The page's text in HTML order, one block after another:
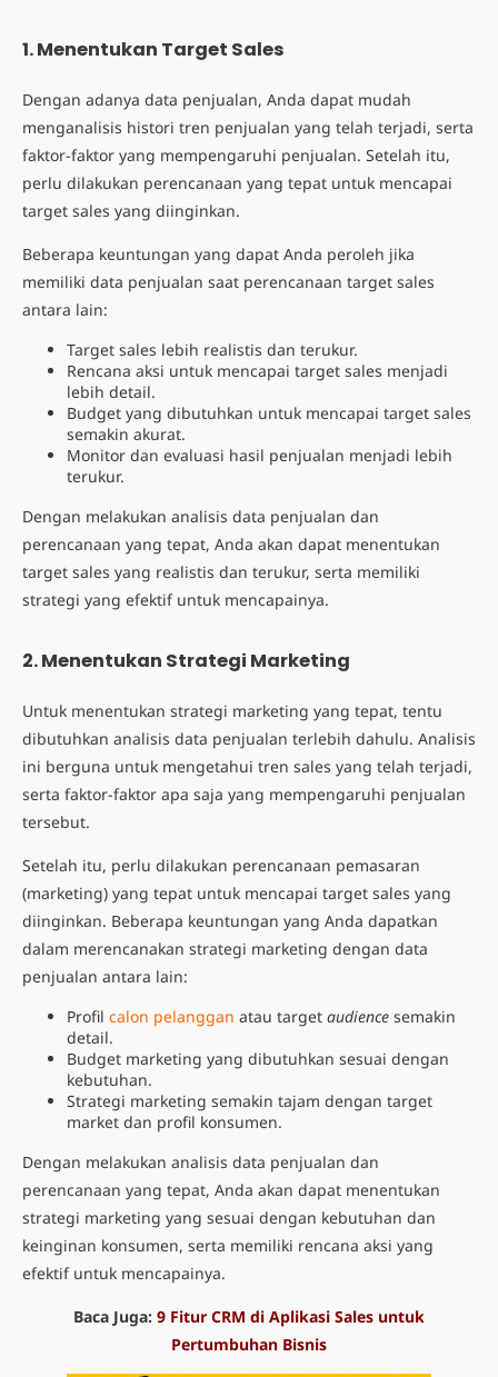
1. Menentukan Target Sales
Dengan adanya data penjualan, Anda dapat mudah
menganalisis histori tren penjualan yang telah terjadi, serta
faktor-faktor yang mempengaruhi penjualan. Setelah itu,
perlu dilakukan perencanaan yang tepat untuk mencapai
target sales yang diinginkan.
Beberapa keuntungan yang dapat Anda peroleh jika
memiliki data penjualan saat perencanaan target sales
antara lain:
Target sales lebih realistis dan terukur.
Rencana aksi untuk mencapai target sales menjadi
lebih detail.
Budget yang dibutuhkan untuk mencapai target sales
semakin akurat.
Monitor dan evaluasi hasil penjualan menjadi lebih
terukur.
Dengan melakukan analisis data penjualan dan
perencanaan yang tepat, Anda akan dapat menentukan
target sales yang realistis dan terukur, serta memiliki
strategi yang efektif untuk mencapainya.
2. Menentukan Strategi Marketing
Untuk menentukan strategi marketing yang tepat, tentu
dibutuhkan analisis data penjualan terlebih dahulu. Analisis
ini berguna untuk mengetahui tren sales yang telah terjadi,
serta faktor-faktor apa saja yang mempengaruhi penjualan
tersebut.
Setelah itu, perlu dilakukan perencanaan pemasaran
(marketing) yang tepat untuk mencapai target sales yang
diinginkan. Beberapa keuntungan yang Anda dapatkan
dalam merencanakan strategi marketing dengan data
penjualan antara lain:
Profil calon pelanggan atau target audience semakin
detail.
Budget marketing yang dibutuhkan sesuai dengan
kebutuhan.
Strategi marketing semakin tajam dengan target
market dan profil konsumen.
Dengan melakukan analisis data penjualan dan
perencanaan yang tepat, Anda akan dapat menentukan
strategi marketing yang sesuai dengan kebutuhan dan
keinginan konsumen, serta memiliki rencana aksi yang
efektif untuk mencapainya.
Baca Juga: 9 Fitur CRM di Aplikasi Sales untuk
Pertumbuhan Bisnis